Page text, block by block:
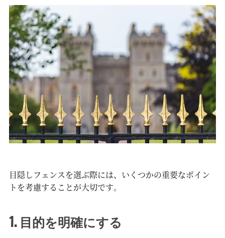
目隠しフェンスを選ぶ際には、いくつかの重要なポイン
トを考慮することが大切です。
1. 目的を明確にする